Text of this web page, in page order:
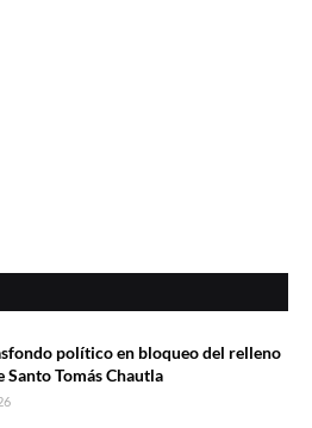
político en bloqueo del relleno
Santo Tomás Chautla